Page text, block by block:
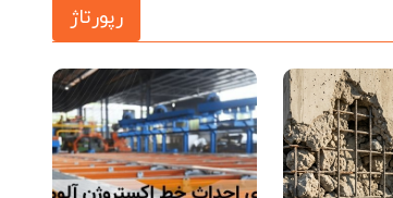
رپورتاژ